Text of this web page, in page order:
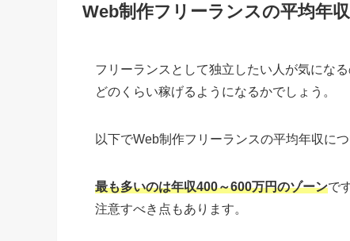
Web制作フリーランスの平均年収
フリーランスとして独立したい人が気になる
どのくらい稼げるようになるかでしょう。
以下でWeb制作フリーランスの平均年収につ
最も多いのは年収400～600万円のゾーンで
注意すべき点もあります。